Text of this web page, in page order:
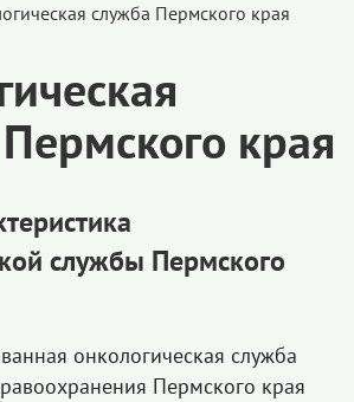
служба Пермского края
края
службы Пермского
онкологическая служба
Пермского края